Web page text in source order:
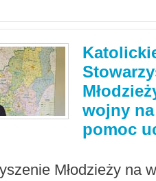
wojny
pomoc
Młodzieży na